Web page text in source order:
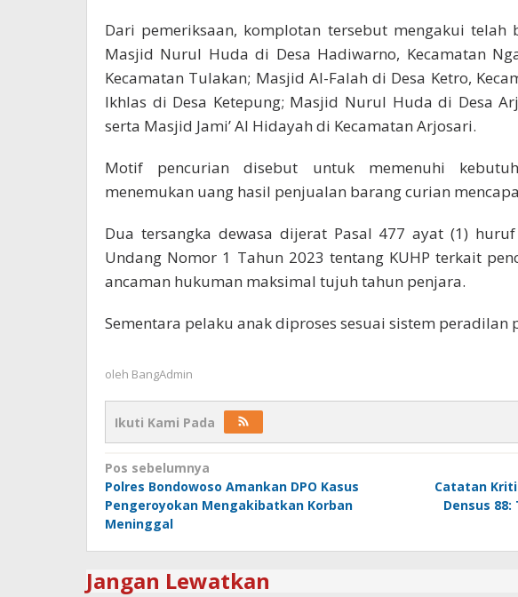
Dari pemeriksaan, komplotan tersebut mengakui
Masjid Nurul Huda di Desa Hadiwarno, Kecamatan
Kecamatan Tulakan; Masjid Al-Falah di Desa Ketro,
Ikhlas di Desa Ketepung; Masjid Nurul Huda di Desa
serta Masjid Jami’ Al Hidayah di Kecamatan Arjosari.
Motif pencurian disebut untuk memenuhi
menemukan uang hasil penjualan barang curian
Dua tersangka dewasa dijerat Pasal 477 ayat (1)
Undang Nomor 1 Tahun 2023 tentang KUHP terkait
ancaman hukuman maksimal tujuh tahun penjara.
Sementara pelaku anak diproses sesuai sistem peradilan
oleh BangAdmin
Ikuti Kami Pada
Navigasi
pos
Pos sebelumnya
Polres Bondowoso Amankan DPO Kasus
Pengeroyokan Mengakibatkan Korban
Meninggal
Catatan
Densus
Jangan Lewatkan